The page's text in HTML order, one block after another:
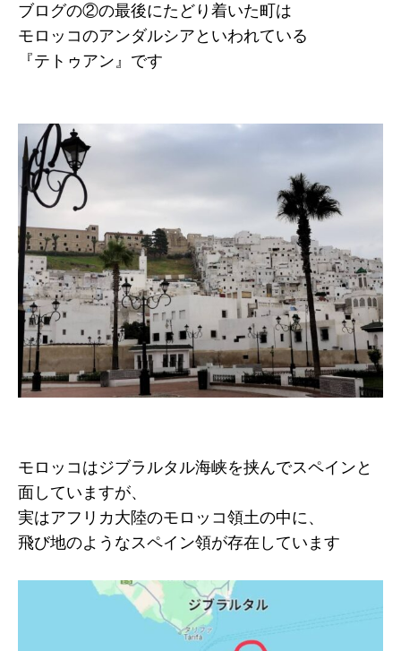
ブログの②の最後にたどり着いた町は
モロッコのアンダルシアといわれている
『テトゥアン』です
モロッコはジブラルタル海峡を挟んでスペインと
面していますが、
実はアフリカ大陸のモロッコ領土の中に、
飛び地のようなスペイン領が存在しています